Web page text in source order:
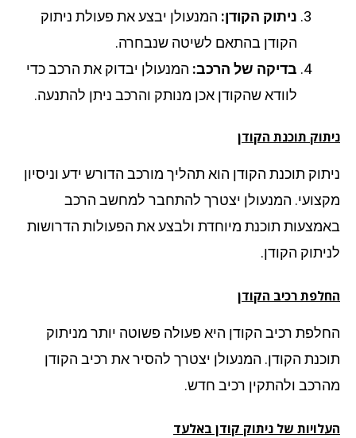
ניתוק הקודן:המנעולן יבצע את פעולת ניתוק
הקודן בהתאם לשיטה שנבחרה.
בדיקה של הרכב:המנעולן יבדוק את הרכב כדי
לוודא שהקודן אכן מנותק והרכב ניתן להתנעה.
תוכנת הקודן
תוכנת הקודן הוא תהליך מורכב הדורש ידע וניסיון
המנעולן יצטרך להתחבר למחשב הרכב
תוכנת מיוחדת ולבצע את הפעולות הדרושות
הקודן.
רכיב הקודן
רכיב הקודן היא פעולה פשוטה יותר מניתוק
הקודן. המנעולן יצטרך להסיר את רכיב הקודן
ולהתקין רכיב חדש.
של ניתוק קודן באלעד